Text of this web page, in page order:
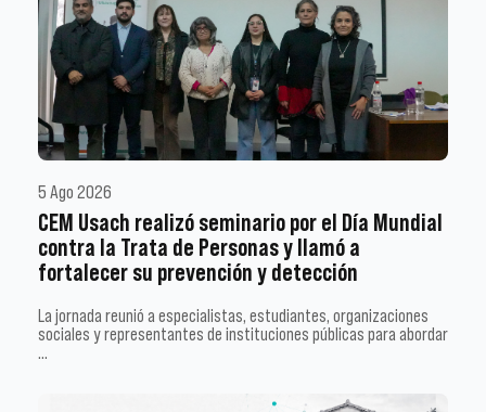
5 Ago 2026
CEM Usach realizó seminario por el Día Mundial
contra la Trata de Personas y llamó a
fortalecer su prevención y detección
La jornada reunió a especialistas, estudiantes, organizaciones
sociales y representantes de instituciones públicas para abordar
…